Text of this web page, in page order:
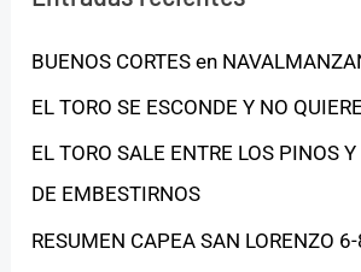
BUENOS CORTES en
EL TORO SE ESCONDE Y NO
EL TORO SALE ENTRE LOS PINOS
DE EMBESTIRNOS
RESUMEN CAPEA SAN LORENZO